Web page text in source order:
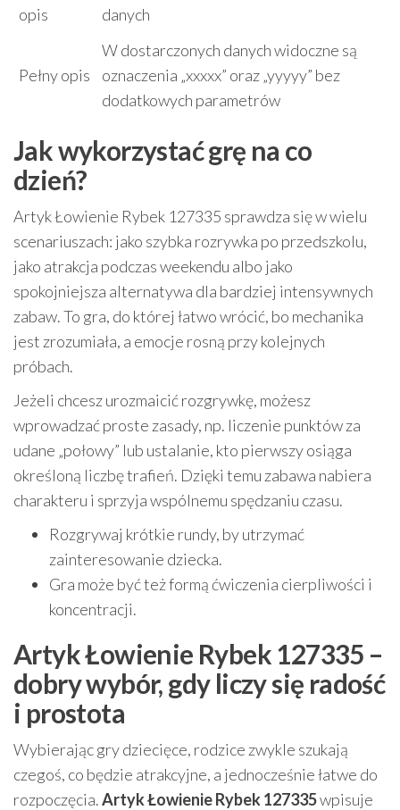
opis
danych
Pełny opis
W dostarczonych danych widoczne są
oznaczenia „xxxxx” oraz „yyyyy” bez
dodatkowych parametrów
Jak wykorzystać grę na co
dzień?
Artyk Łowienie Rybek 127335 sprawdza się w wielu
scenariuszach: jako szybka rozrywka po przedszkolu,
jako atrakcja podczas weekendu albo jako
spokojniejsza alternatywa dla bardziej intensywnych
zabaw. To gra, do której łatwo wrócić, bo mechanika
jest zrozumiała, a emocje rosną przy kolejnych
próbach.
Jeżeli chcesz urozmaicić rozgrywkę, możesz
wprowadzać proste zasady, np. liczenie punktów za
udane „połowy” lub ustalanie, kto pierwszy osiąga
określoną liczbę trafień. Dzięki temu zabawa nabiera
charakteru i sprzyja wspólnemu spędzaniu czasu.
Rozgrywaj krótkie rundy, by utrzymać
zainteresowanie dziecka.
Gra może być też formą ćwiczenia cierpliwości i
koncentracji.
Artyk Łowienie Rybek 127335 –
dobry wybór, gdy liczy się radość
i prostota
Wybierając gry dziecięce, rodzice zwykle szukają
czegoś, co będzie atrakcyjne, a jednocześnie łatwe do
rozpoczęcia.Artyk Łowienie Rybek 127335wpisuje